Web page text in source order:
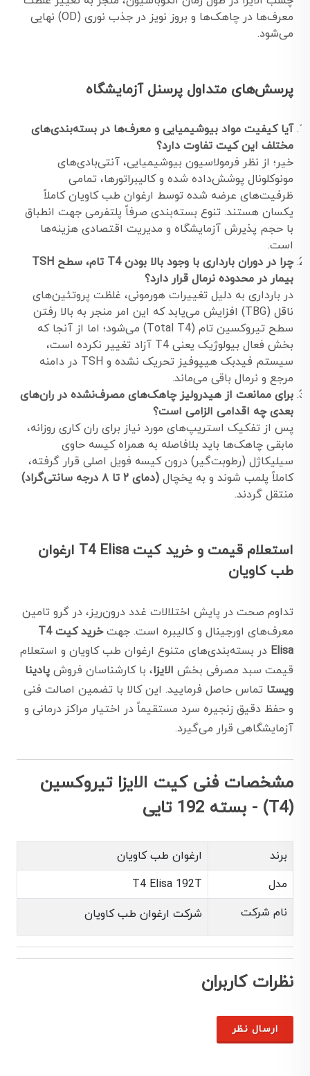
معرف‌ها در چاهک‌ها و بروز نویز در جذب نوری (OD) نهایی
می‌شود.
پرسش‌های متداول پرسنل آزمایشگاه
آیا کیفیت مواد بیوشیمیایی و معرف‌ها در بسته‌بندی‌های
مختلف این کیت تفاوت دارد؟
خیر؛ از نظر فرمولاسیون بیوشیمیایی، آنتی‌بادی‌های
مونوکلونال پوشش‌داده شده و کالیبراتورها، تمامی
ظرفیت‌های عرضه شده توسط ارغوان طب کاویان کاملاً
یکسان هستند. تنوع بسته‌بندی صرفاً پلتفرمی جهت انطباق
با حجم پذیرش آزمایشگاه و مدیریت اقتصادی هزینه‌ها
است.
چرا در دوران بارداری با وجود بالا بودن T4 تام، سطح TSH
بیمار در محدوده نرمال قرار دارد؟
در بارداری به دلیل تغییرات هورمونی، غلظت پروتئین‌های
ناقل (TBG) افزایش می‌یابد که این امر منجر به بالا رفتن
سطح تیروکسین تام (Total T4) می‌شود؛ اما از آنجا که
بخش فعال بیولوژیک یعنی T4 آزاد تغییر نکرده است،
سیستم فیدبک هیپوفیز تحریک نشده و TSH در دامنه
مرجع و نرمال باقی می‌ماند.
برای ممانعت از هیدرولیز چاهک‌های مصرف‌نشده در ران‌های
بعدی چه اقدامی الزامی است؟
پس از تفکیک استریپ‌های مورد نیاز برای ران کاری روزانه،
مابقی چاهک‌ها باید بلافاصله به همراه کیسه حاوی
سیلیکاژل (رطوبت‌گیر) درون کیسه فویل اصلی قرار گرفته،
کاملاً پلمب شوند و به یخچال (دمای ۲ تا ۸ درجه سانتی‌گراد)
منتقل گردند.
استعلام قیمت و خرید کیت T4 Elisa ارغوان
طب کاویان
تداوم صحت در پایش اختلالات غدد درون‌ریز، در گرو تامین
معرف‌های اورجینال و کالیبره است. جهت
خرید کیت T4
Elisa در بسته‌بندی‌های متنوع ارغوان طب کاویان و استعلام
قیمت سبد مصرفی بخش الایزا، با کارشناسان فروش پادینا
ویستا تماس حاصل فرمایید. این کالا با تضمین اصالت فنی
و حفظ دقیق زنجیره سرد مستقیماً در اختیار مراکز درمانی و
آزمایشگاهی قرار می‌گیرد.
مشخصات فنی کیت الایزا تیروکسین
(T4) - بسته 192 تایی
برند
ارغوان طب کاویان
مدل
T4 Elisa 192T
نام شرکت
شرکت ارغوان طب کاویان
نظرات کاربران
ارسال نظر